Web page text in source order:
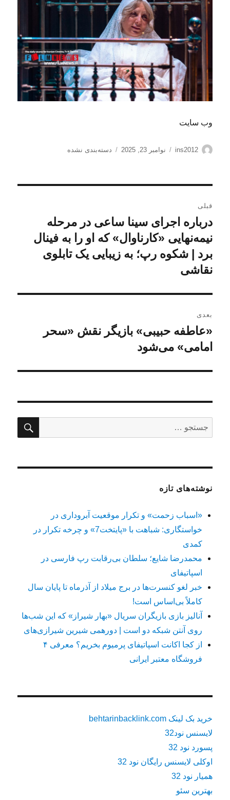
وب‌ سایت
نویسنده
ins2012
ارسال
نوامبر 23, 2025 دسته‌ها
دسته‌بندی نشده
نوشته
قبلی
نوشته
قبلی:
درباره اجرای سینا ساعی در مرحله
نیمه‌نهایی «کارناوال» که او را به فینال
برد | شکوه رپ؛ به زیبایی یک تابلوی
نقاشی
بعدی
نوشته
بعدی:
«عاطفه حبیبی» بازیگر نقش «سحر
امامی» می‌شود
جستجو
برای:
نوشته‌های تازه
«اسباب زحمت» و تکرار موقعیت آبروداری در
خواستگاری: شباهت با «پایتخت7» و چرخه تکرار در
کمدی
محمدرضا شایع؛ سلطان بی‌رقابت رپ فارسی در
اسپاتیفای
خبر لغو کنسرت‌ها در برج میلاد از آذرماه تا پایان سال
کاملاً بی‌اساس است!
آنالیز بازی بازیگران سریال «بهار شیراز» که این شب‌ها
روی آنتن شبکه دو است | دورهمی شیرین شیرازی‌های
از کجا اکانت اسپاتیفای پرمیوم بخریم؟ معرفی ۴
فروشگاه معتبر ایرانی
خرید بک لینک behtarinbacklink.com
لایسنس نود32
پسورد نود 32
اوکلی لایسنس رایگان نود 32
همیار نود 32
بهترین سئو